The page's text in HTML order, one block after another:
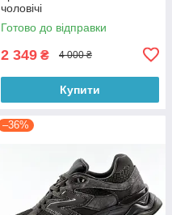
чоловічі
Готово до відправки
2 349 ₴ 4 000 ₴
Купити
–36%